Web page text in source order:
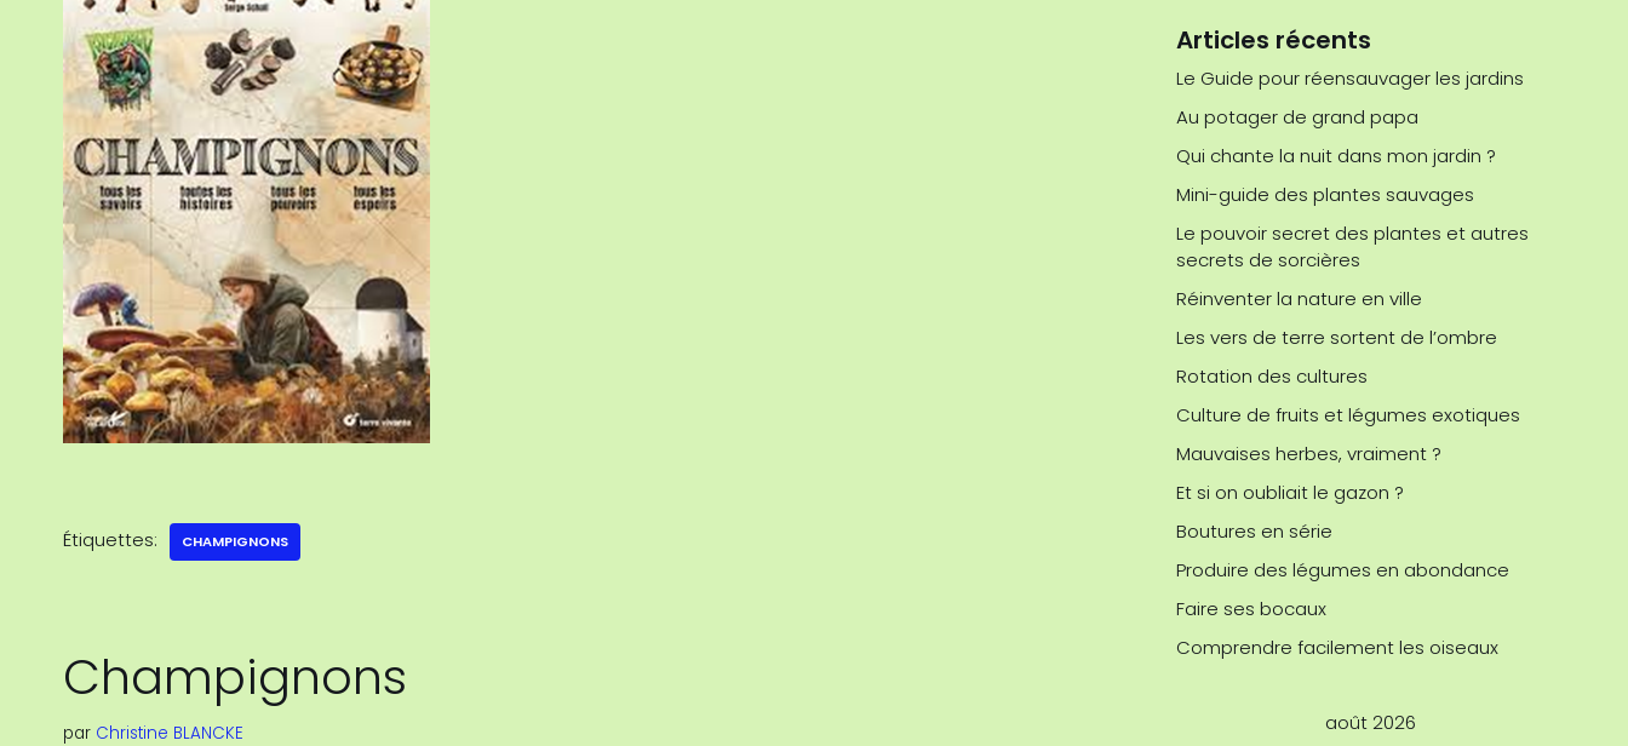
Étiquettes: CHAMPIGNONS
Champignons
par Christine BLANCKE
Articles récents
Le Guide pour réensauvager les jardins
Au potager de grand papa
Qui chante la nuit dans mon jardin ?
Mini-guide des plantes sauvages
Le pouvoir secret des plantes et autres
secrets de sorcières
Réinventer la nature en ville
Les vers de terre sortent de l’ombre
Rotation des cultures
Culture de fruits et légumes exotiques
Mauvaises herbes, vraiment ?
Et si on oubliait le gazon ?
Boutures en série
Produire des légumes en abondance
Faire ses bocaux
Comprendre facilement les oiseaux
août 2026